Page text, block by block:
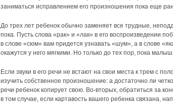
заниматься исправлением его произношения пока еще
До трех лет ребенок обычно заменяет все трудные,
пока. Пусть слова «рак» и «лак» в его воспроизведении
в слове «сюм» вам придется узнавать «шум», а в слове
окажутся у него мягкими. Но только до тех пор, пока
Если звуки в его речи не встают на свои места к трем с
изучить собственное произношение: а достаточно ли
речи ребенок копирует свою. Во-вторых, обратиться за
в том случае, если картавость вашего ребенка связана,